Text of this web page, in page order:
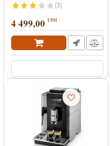
(3)
4 499,00 ГРН